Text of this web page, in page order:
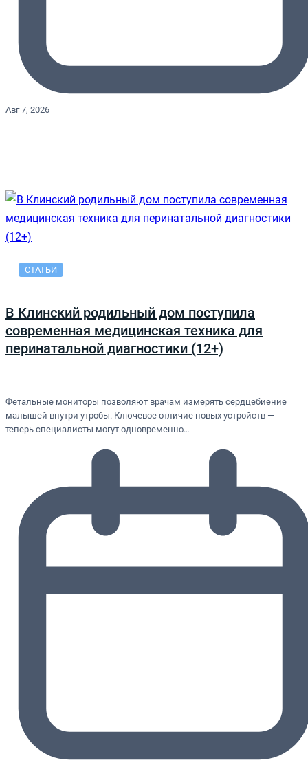
Авг 7, 2026
СТАТЬИ
В Клинский родильный дом поступила
современная медицинская техника для
перинатальной диагностики (12+)
Фетальные мониторы позволяют врачам измерять сердцебиение
малышей внутри утробы. Ключевое отличие новых устройств —
теперь специалисты могут одновременно…